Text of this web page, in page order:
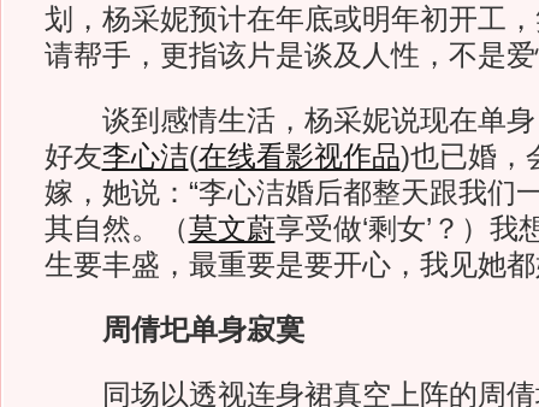
划，杨采妮预计在年底或明年初开工
请帮手，更指该片是谈及人性，不是
谈到感情生活，杨采妮说现在单身
好友李心洁(在线看影视作品)也已婚，
嫁，她说：“李心洁婚后都整天跟我们
其自然。（莫文蔚享受做‘剩女’？）我
生要丰盛，最重要是要开心，我见她都
周倩圯单身寂寞
同场以透视连身裙真空上阵的周倩